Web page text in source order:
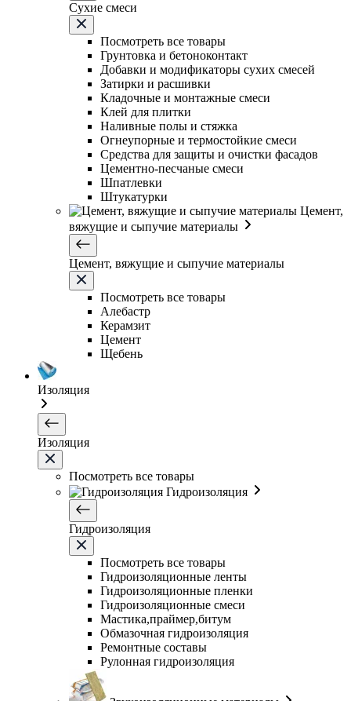
Сухие смеси
Посмотреть все товары
Грунтовка и бетоноконтакт
Добавки и модификаторы сухих смесей
Затирки и расшивки
Кладочные и монтажные смеси
Клей для плитки
Наливные полы и стяжка
Огнеупорные и термостойкие смеси
Средства для защиты и очистки фасадов
Цементно-песчаные смеси
Шпатлевки
Штукатурки
Цемент,
вяжущие и сыпучие материалы
Цемент, вяжущие и сыпучие материалы
Посмотреть все товары
Алебастр
Керамзит
Цемент
Щебень
Изоляция
Изоляция
Посмотреть все товары
Гидроизоляция
Гидроизоляция
Посмотреть все товары
Гидроизоляционные ленты
Гидроизоляционные пленки
Гидроизоляционные смеси
Мастика,праймер,битум
Обмазочная гидроизоляция
Ремонтные составы
Рулонная гидроизоляция